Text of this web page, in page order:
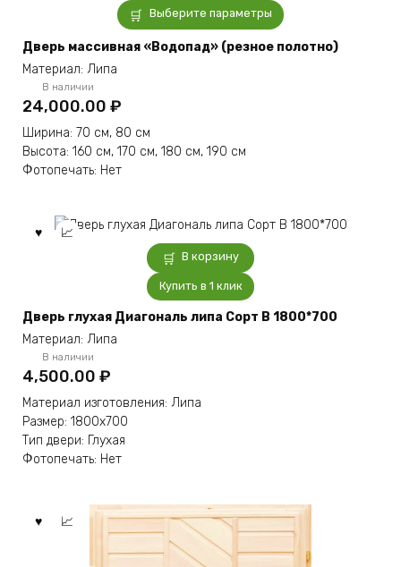
Выберите параметры
Этот
товар
имеет
на
Дверь массивная «Водопад» (резное полотно)
Материал: Липа
В наличии
24,000.00 ₽
Ширина: 70 см, 80 см
Высота: 160 см, 170 см, 180 см, 190 см
Фотопечать: Нет
В корзину
Купить в 1 клик
Дверь глухая Диагональ липа Сорт В 1800*700
Материал: Липа
В наличии
4,500.00 ₽
Материал изготовления: Липа
Размер: 1800х700
Тип двери: Глухая
Фотопечать: Нет